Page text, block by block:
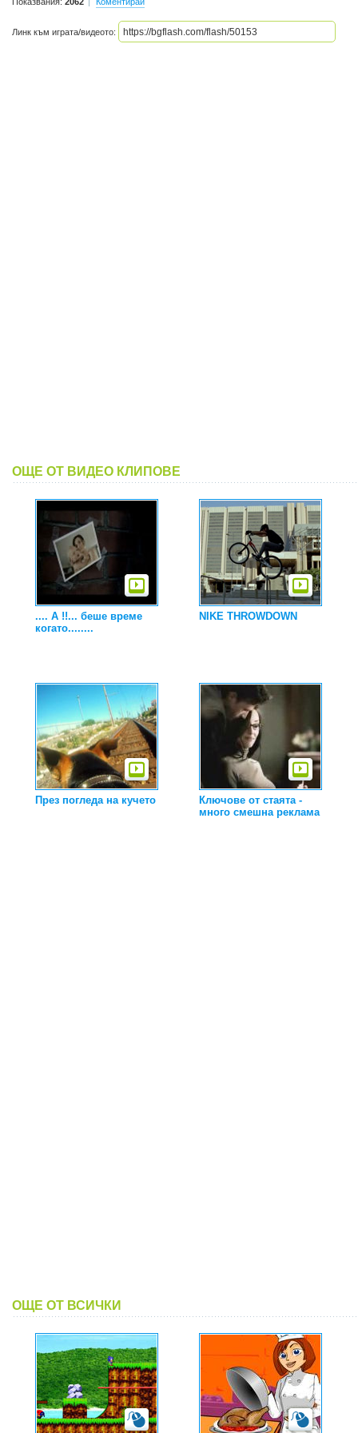
Линк към играта/видеото:
ОЩЕ ОТ ВИДЕО КЛИПОВЕ
.... A !!... беше време
когато........
NIKE THROWDOWN
През погледа на кучето
Ключове от стаята -
много смешна реклама
ОЩЕ ОТ ВСИЧКИ